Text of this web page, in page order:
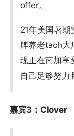
offer。
21年美国暑
牌养老tech大
现正在南加享
自己足够努力
嘉宾3：Clover